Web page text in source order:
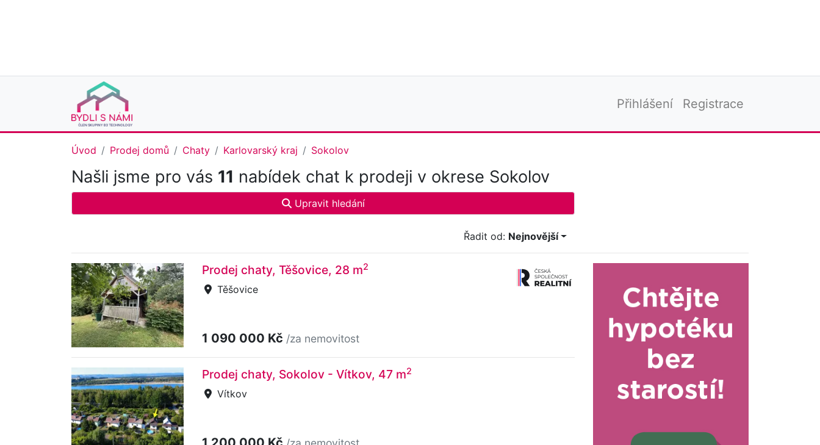
Přihlášení Registrace
Úvod Prodej domů Chaty Karlovarský kraj Sokolov
Našli jsme pro vás 11 nabídek chat k prodeji v okrese Sokolov
Upravit hledání
Řadit od: Nejnovější
Prodej chaty, Těšovice, 28 m2
Těšovice
1 090 000 Kč /za nemovitost
Prodej chaty, Sokolov - Vítkov, 47 m2
Vítkov